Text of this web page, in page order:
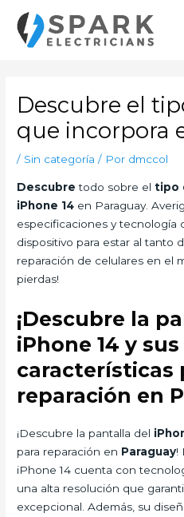
contenido
Descubre el
que incorpora
/ Sin categoría / Por dmccol
Descubre todo sobre eltipo
iPhone 14 en Paraguay.
especificaciones y tecnología
dispositivo para estar al tanto
reparación de celulares en el
pierdas!
¡Descubre la
iPhone 14 y sus
características
reparación en
¡Descubre la pantalla del
para reparación en Paraguay!
iPhone 14 cuenta con
una alta resolución que
excepcional. Además, su